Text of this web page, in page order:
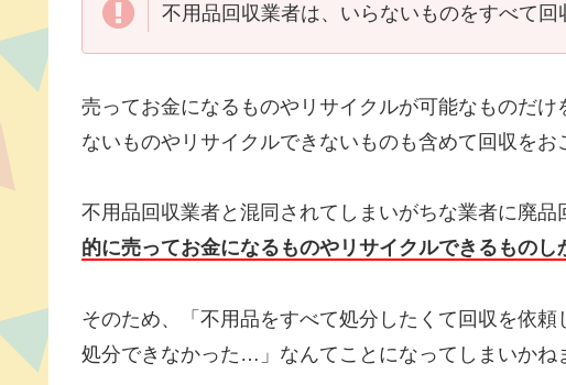
不用品回収業者は、いらないものをすべて回
売ってお金になるものやリサイクルが可能なものだ
ないものやリサイクルできないものも含めて回収をお
不用品回収業者と混同されてしまいがちな業者に廃品
的に売ってお金になるものやリサイクルできるものし
そのため、「不用品をすべて処分したくて回収を依
処分できなかった…」なんてことになってしまいかね